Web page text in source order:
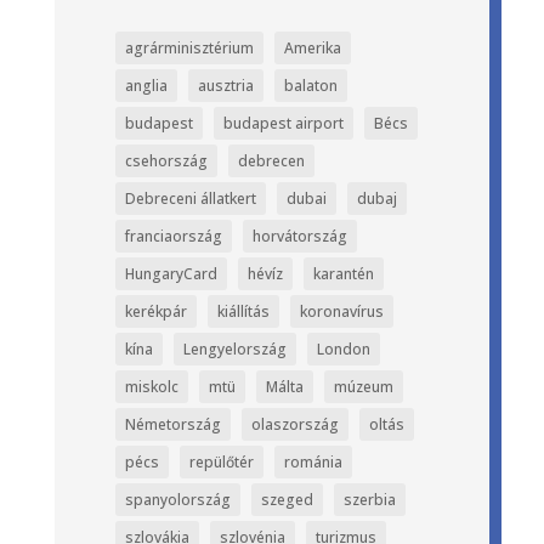
agrárminisztérium
Amerika
anglia
ausztria
balaton
budapest
budapest airport
Bécs
csehország
debrecen
Debreceni állatkert
dubai
dubaj
franciaország
horvátország
HungaryCard
hévíz
karantén
kerékpár
kiállítás
koronavírus
kína
Lengyelország
London
miskolc
mtü Málta
múzeum
Németország
olaszország
oltás
pécs
repülőtér
románia
spanyolország
szeged
szerbia
szlovákia
szlovénia turizmus